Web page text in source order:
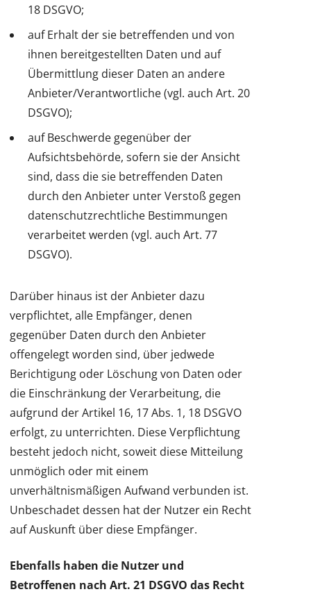
18 DSGVO;
auf Erhalt der sie betreffenden und von
ihnen bereitgestellten Daten und auf
Übermittlung dieser Daten an andere
Anbieter/Verantwortliche (vgl. auch Art. 20
DSGVO);
auf Beschwerde gegenüber der
Aufsichtsbehörde, sofern sie der Ansicht
sind, dass die sie betreffenden Daten
durch den Anbieter unter Verstoß gegen
datenschutzrechtliche Bestimmungen
verarbeitet werden (vgl. auch Art. 77
DSGVO).
Darüber hinaus ist der Anbieter dazu
verpflichtet, alle Empfänger, denen
gegenüber Daten durch den Anbieter
offengelegt worden sind, über jedwede
Berichtigung oder Löschung von Daten oder
die Einschränkung der Verarbeitung, die
aufgrund der Artikel 16, 17 Abs. 1, 18 DSGVO
erfolgt, zu unterrichten. Diese Verpflichtung
besteht jedoch nicht, soweit diese Mitteilung
unmöglich oder mit einem
unverhältnismäßigen Aufwand verbunden ist.
Unbeschadet dessen hat der Nutzer ein Recht
auf Auskunft über diese Empfänger.
Ebenfalls haben die Nutzer und
Betroffenen nach Art. 21 DSGVO das Recht